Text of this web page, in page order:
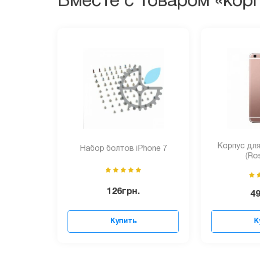
Набор болтов iPhone 7
126грн.
Купить
Корпус